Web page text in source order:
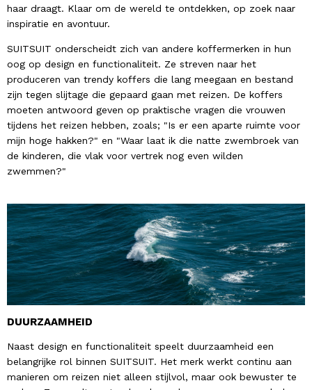
haar draagt. Klaar om de wereld te ontdekken, op zoek naar
inspiratie en avontuur.
SUITSUIT onderscheidt zich van andere koffermerken in hun
oog op design en functionaliteit. Ze streven naar het
produceren van trendy koffers die lang meegaan en bestand
zijn tegen slijtage die gepaard gaan met reizen. De koffers
moeten antwoord geven op praktische vragen die vrouwen
tijdens het reizen hebben, zoals; "Is er een aparte ruimte voor
mijn hoge hakken?" en "Waar laat ik die natte zwembroek van
de kinderen, die vlak voor vertrek nog even wilden
zwemmen?"
DUURZAAMHEID
Naast design en functionaliteit speelt duurzaamheid een
belangrijke rol binnen SUITSUIT. Het merk werkt continu aan
manieren om reizen niet alleen stijlvol, maar ook bewuster te